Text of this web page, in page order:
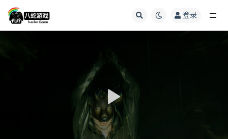
登录